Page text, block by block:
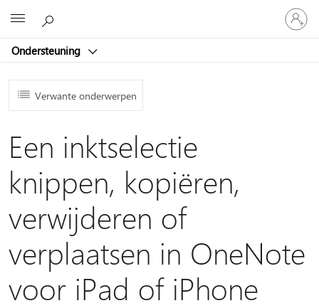
Ondersteuning
Meld
je
aan
je
Verwante onderwerpen
Een inktselectie
knippen, kopiëren,
verwijderen of
verplaatsen in OneNote
voor iPad of iPhone